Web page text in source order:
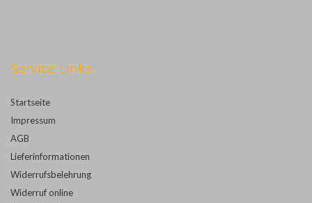
Service Links
Startseite
Impressum
AGB
Lieferinformationen
Widerrufsbelehrung
Widerruf online